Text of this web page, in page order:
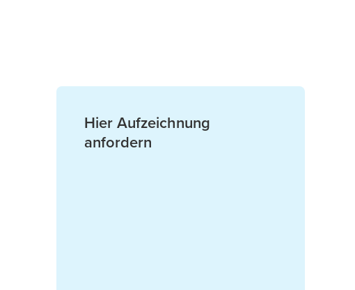
Hier Aufzeichnung
anfordern